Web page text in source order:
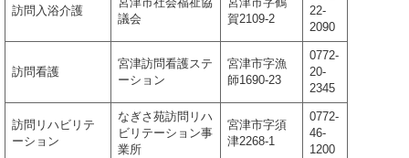
訪問入浴介護
議会
賀2109-2
22-
2090
訪問看護
宮津訪問看護ステ
ーション
宮津市字漁
師1690-23
0772-
20-
2345
訪問リハビリテ
ーション
なぎさ苑訪問リハ
ビリテーション事
業所
宮津市字須
津2268-1
0772-
46-
1200